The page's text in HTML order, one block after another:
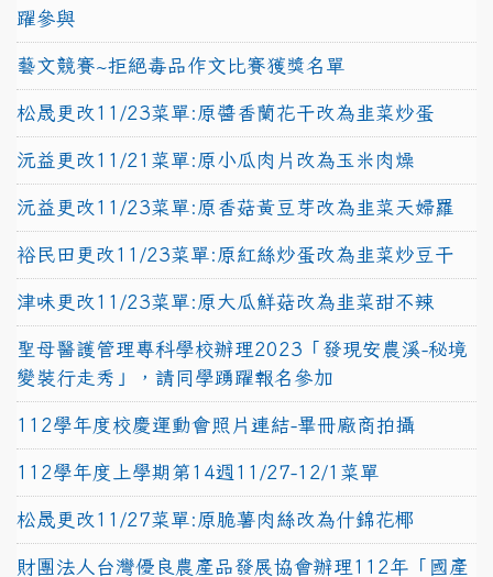
躍參與
藝文競賽~拒絕毒品作文比賽獲獎名單
松晟更改11/23菜單:原醬香蘭花干改為韭菜炒蛋
沅益更改11/21菜單:原小瓜肉片改為玉米肉燥
沅益更改11/23菜單:原香菇黃豆芽改為韭菜天婦羅
裕民田更改11/23菜單:原紅絲炒蛋改為韭菜炒豆干
津味更改11/23菜單:原大瓜鮮菇改為韭菜甜不辣
聖母醫護管理專科學校辦理2023「發現安農溪-秘境
變裝行走秀」，請同學踴躍報名參加
112學年度校慶運動會照片連結-畢冊廠商拍攝
112學年度上學期第14週11/27-12/1菜單
松晟更改11/27菜單:原脆薯肉絲改為什錦花椰
財團法人台灣優良農產品發展協會辦理112年「國產